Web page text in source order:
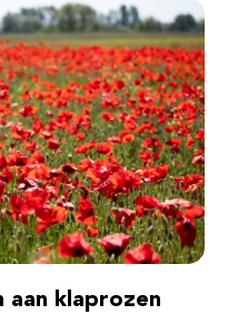
aan klaprozen